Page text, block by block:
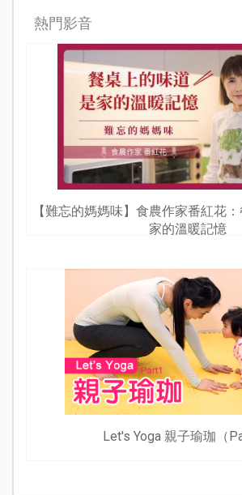
熱門影音
【難忘的媽媽味】食農作家番紅花
家的溫暖記憶
Let's Yoga 親子瑜珈（